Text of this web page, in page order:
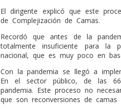
El dirigente explicó que este
de Complejización de Camas.
Recordó que antes de la
totalmente insuficiente para la
nacional, que es muy poco en
Con la pandemia se llegó a
En el sector público, de las
pandemia. Este proceso no
que son reconversiones de